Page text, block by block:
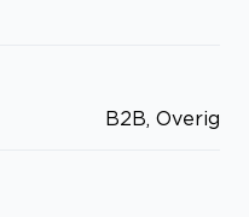
B2B, Overig